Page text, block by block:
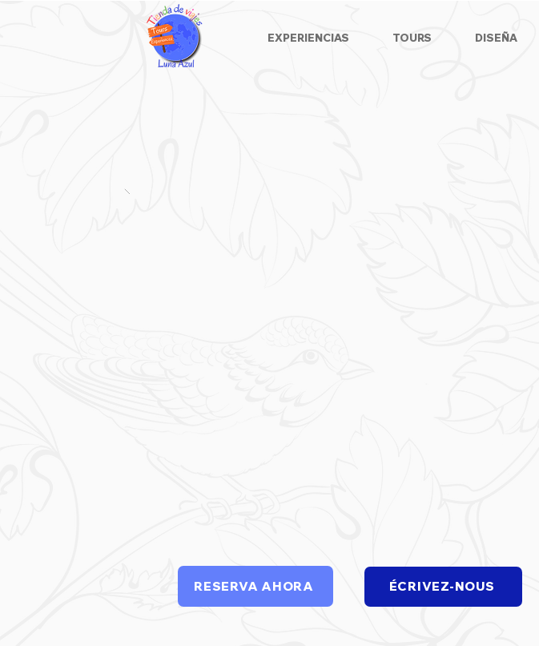
EXPERIENCIAS TOURS DISEÑA
RESERVA AHORA ÉCRIVEZ-NOUS